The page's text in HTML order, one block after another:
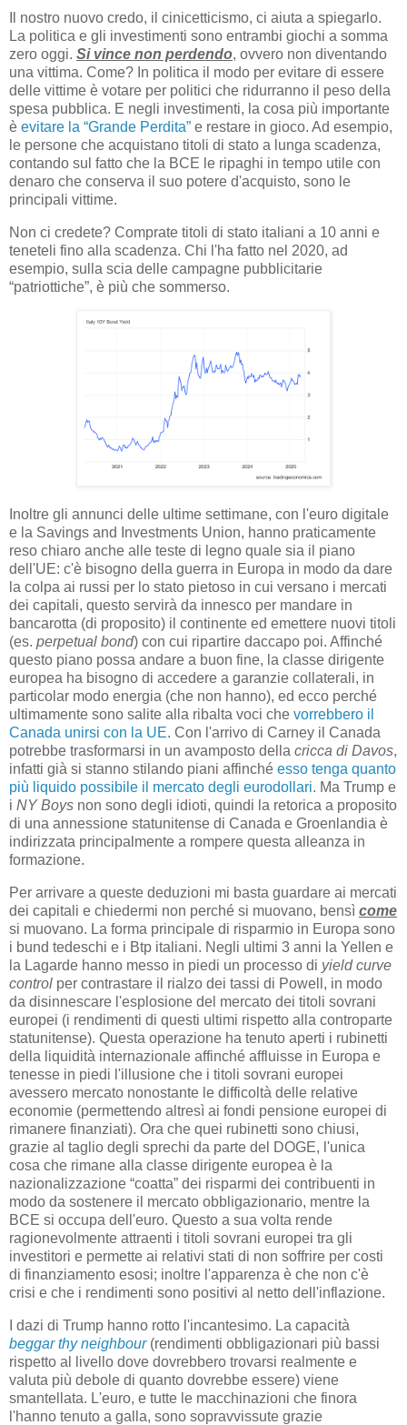
Il nostro nuovo credo, il cinicetticismo, ci aiuta a spiegarlo.
La politica e gli investimenti sono entrambi giochi a somma
zero oggi. Si vince non perdendo, ovvero non diventando
una vittima. Come? In politica il modo per evitare di essere
delle vittime è votare per politici che ridurranno il peso della
spesa pubblica. E negli investimenti, la cosa più importante
è evitare la “Grande Perdita” e restare in gioco. Ad esempio,
le persone che acquistano titoli di stato a lunga scadenza,
contando sul fatto che la BCE le ripaghi in tempo utile con
denaro che conserva il suo potere d'acquisto, sono le
principali vittime.
Non ci credete? Comprate titoli di stato italiani a 10 anni e
teneteli fino alla scadenza. Chi l'ha fatto nel 2020, ad
esempio, sulla scia delle campagne pubblicitarie
“patriottiche”, è più che sommerso.
Inoltre gli annunci delle ultime settimane, con l'euro digitale
e la Savings and Investments Union, hanno praticamente
reso chiaro anche alle teste di legno quale sia il piano
dell'UE: c'è bisogno della guerra in Europa in modo da dare
la colpa ai russi per lo stato pietoso in cui versano i mercati
dei capitali, questo servirà da innesco per mandare in
bancarotta (di proposito) il continente ed emettere nuovi titoli
(es. perpetual bond) con cui ripartire daccapo poi. Affinché
questo piano possa andare a buon fine, la classe dirigente
europea ha bisogno di accedere a garanzie collaterali, in
particolar modo energia (che non hanno), ed ecco perché
ultimamente sono salite alla ribalta voci che vorrebbero il
Canada unirsi con la UE. Con l'arrivo di Carney il Canada
potrebbe trasformarsi in un avamposto della cricca di Davos,
infatti già si stanno stilando piani affinché esso tenga quanto
più liquido possibile il mercato degli eurodollari. Ma Trump e
i NY Boys non sono degli idioti, quindi la retorica a proposito
di una annessione statunitense di Canada e Groenlandia è
indirizzata principalmente a rompere questa alleanza in
formazione.
Per arrivare a queste deduzioni mi basta guardare ai mercati
dei capitali e chiedermi non perché si muovano, bensì come
si muovano. La forma principale di risparmio in Europa sono
i bund tedeschi e i Btp italiani. Negli ultimi 3 anni la Yellen e
la Lagarde hanno messo in piedi un processo di yield curve
control per contrastare il rialzo dei tassi di Powell, in modo
da disinnescare l'esplosione del mercato dei titoli sovrani
europei (i rendimenti di questi ultimi rispetto alla controparte
statunitense). Questa operazione ha tenuto aperti i rubinetti
della liquidità internazionale affinché affluisse in Europa e
tenesse in piedi l'illusione che i titoli sovrani europei
avessero mercato nonostante le difficoltà delle relative
economie (permettendo altresì ai fondi pensione europei di
rimanere finanziati). Ora che quei rubinetti sono chiusi,
grazie al taglio degli sprechi da parte del DOGE, l'unica
cosa che rimane alla classe dirigente europea è la
nazionalizzazione “coatta” dei risparmi dei contribuenti in
modo da sostenere il mercato obbligazionario, mentre la
BCE si occupa dell'euro. Questo a sua volta rende
ragionevolmente attraenti i titoli sovrani europei tra gli
investitori e permette ai relativi stati di non soffrire per costi
di finanziamento esosi; inoltre l'apparenza è che non c'è
crisi e che i rendimenti sono positivi al netto dell'inflazione.
I dazi di Trump hanno rotto l'incantesimo. La capacità
beggar thy neighbour(rendimenti obbligazionari più bassi
rispetto al livello dove dovrebbero trovarsi realmente e
valuta più debole di quanto dovrebbe essere) viene
smantellata. L'euro, e tutte le macchinazioni che finora
l'hanno tenuto a galla, sono sopravvissute grazie